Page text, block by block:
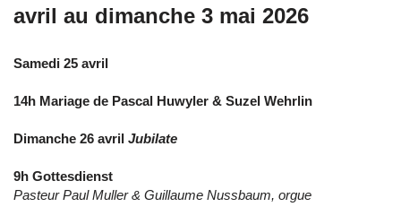
avril au dimanche 3 mai 2026
Samedi 25 avril
14h Mariage de Pascal Huwyler & Suzel Wehrlin
Dimanche 26 avril Jubilate
9h Gottesdienst
Pasteur Paul Muller & Guillaume Nussbaum, orgue